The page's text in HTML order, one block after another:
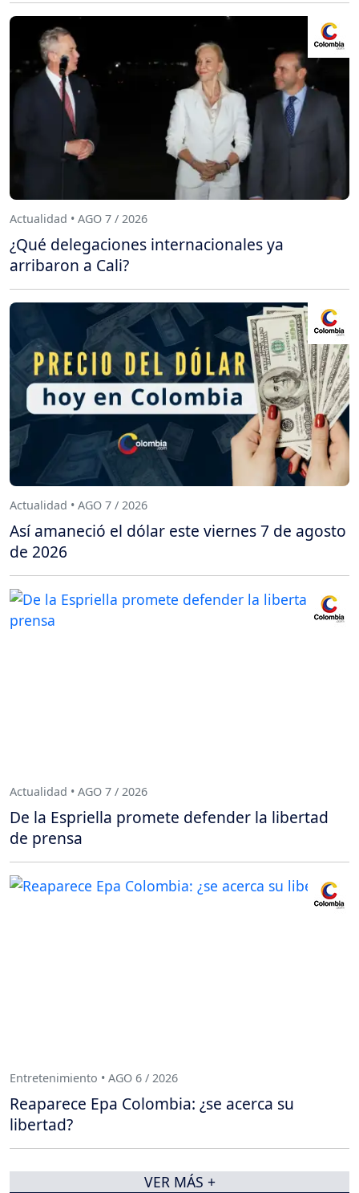
Actualidad • AGO 7 / 2026
¿Qué delegaciones internacionales ya
arribaron a Cali?
Actualidad • AGO 7 / 2026
Así amaneció el dólar este viernes 7 de agosto
de 2026
Actualidad • AGO 7 / 2026
De la Espriella promete defender la libertad
de prensa
Entretenimiento • AGO 6 / 2026
Reaparece Epa Colombia: ¿se acerca su
libertad?
VER MÁS +